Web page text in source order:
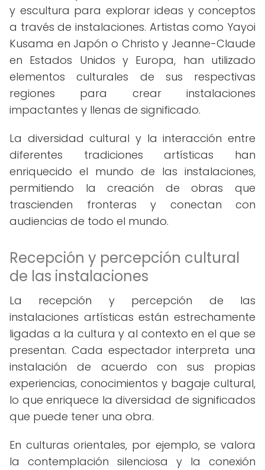
y escultura para explorar ideas y conceptos
a través de instalaciones. Artistas como Yayoi
Kusama en Japón o Christo y Jeanne-Claude
en Estados Unidos y Europa, han utilizado
elementos culturales de sus respectivas
regiones para crear instalaciones
impactantes y llenas de significado.
La diversidad cultural y la interacción entre
diferentes tradiciones artísticas han
enriquecido el mundo de las instalaciones,
permitiendo la creación de obras que
trascienden fronteras y conectan con
audiencias de todo el mundo.
Recepción y percepción cultural
de las instalaciones
La recepción y percepción de las
instalaciones artísticas están estrechamente
ligadas a la cultura y al contexto en el que se
presentan. Cada espectador interpreta una
instalación de acuerdo con sus propias
experiencias, conocimientos y bagaje cultural,
lo que enriquece la diversidad de significados
que puede tener una obra.
En culturas orientales, por ejemplo, se valora
la contemplación silenciosa y la conexión